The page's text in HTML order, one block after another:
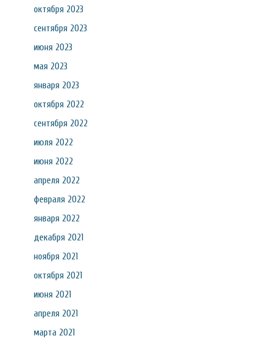
октября 2023
сентября 2023
июня 2023
мая 2023
января 2023
октября 2022
сентября 2022
июля 2022
июня 2022
апреля 2022
февраля 2022
января 2022
декабря 2021
ноября 2021
октября 2021
июня 2021
апреля 2021
марта 2021